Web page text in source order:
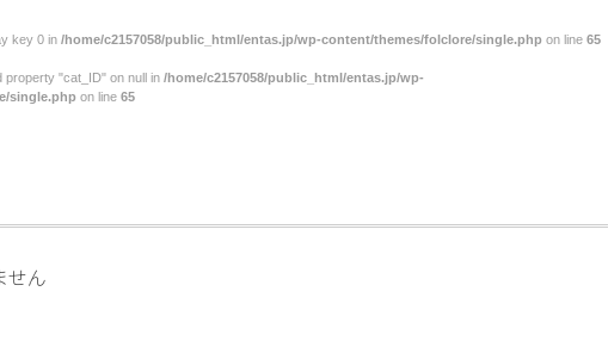
key 0 in /home/c2157058/public_html/entas.jp/wp-content/themes/folclore/single.php on line 65
property "cat_ID" on null in /home/c2157058/public_html/entas.jp/wp-
single.php on line 65
せん